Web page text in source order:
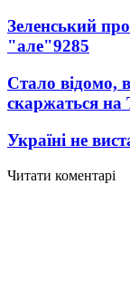
Зеленський
"але"9285
Стало відомо,
скаржаться
Україні не
Читати коментарі